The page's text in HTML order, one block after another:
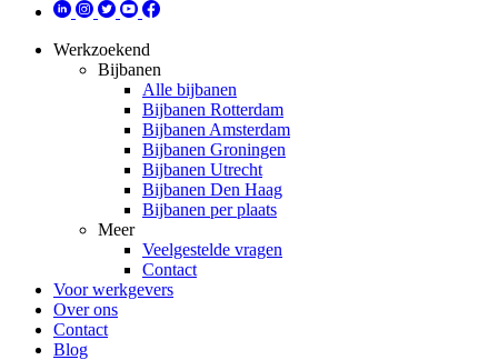
Werkzoekend
Bijbanen
Alle bijbanen
Bijbanen Rotterdam
Bijbanen Amsterdam
Bijbanen Groningen
Bijbanen Utrecht
Bijbanen Den Haag
Bijbanen per plaats
Meer
Veelgestelde vragen
Contact
Voor werkgevers
Over ons
Contact
Blog